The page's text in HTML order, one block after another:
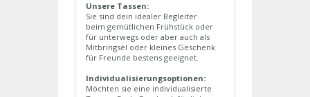
Unsere Tassen:
Sie sind dein idealer Begleiter
beim gemütlichen Frühstück oder
für unterwegs oder aber auch als
Mitbringsel oder kleines Geschenk
für Freunde bestens geeignet.
Individualisierungsoptionen:
Möchten sie eine individualisierte